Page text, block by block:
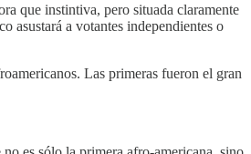
que instintiva, pero situada claramente
asustará a votantes independientes o
Las primeras fueron el gran